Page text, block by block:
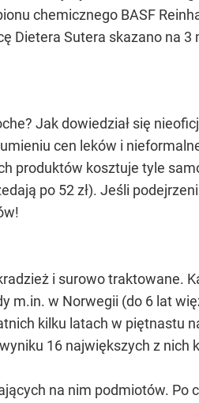
chemicznego BASF
Dietera Sutera skazano na
Jak dowiedział się
cen leków i
produktów kosztuje tyle
po 52 zł). Jeśli
i surowo traktowane.
m.in. w Norwegii (do 6 lat
kilku latach w piętnastu
16 największych z nich
na nim podmiotów. Po